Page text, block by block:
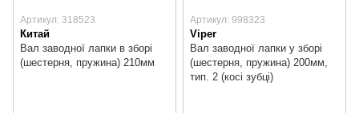
Артикул: 318523
Китай
Вал заводної лапки в зборі
(шестерня, пружина) 210мм
Артикул: 998323
Viper
Вал заводної лапки у зборі
(шестерня, пружина) 200мм,
тип. 2 (косі зубці)